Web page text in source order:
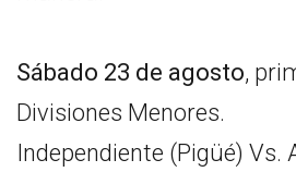
Sábado 23 de agosto,
Divisiones Menores.
Independiente (Pigüé) Vs.